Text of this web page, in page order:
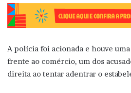
A polícia foi acionada e houve
frente ao comércio, um dos
direita ao tentar adentrar o